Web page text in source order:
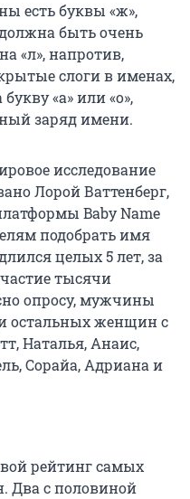
есть буквы «ж»,
должна быть очень
«л», напротив,
слоги в именах,
«а» или «о»,
заряд имени.
исследование
Лорой Ваттенберг,
Baby Name
подобрать имя
целых 5 лет, за
тысячи
опросу, мужчины
остальных женщин с
Наталья, Анаис,
Сорайа, Адриана и
рейтинг самых
Два с половиной